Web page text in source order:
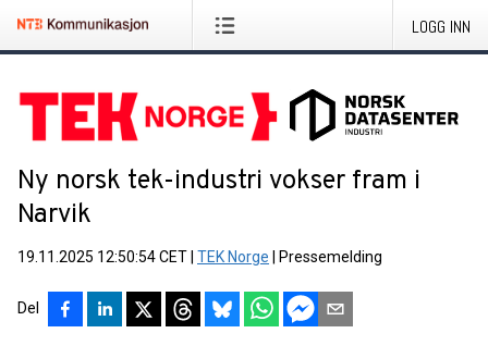
LOGG INN
Ny norsk tek-industri vokser fram i
Narvik
19.11.2025 12:50:54 CET TEK Norge Pressemelding
Del